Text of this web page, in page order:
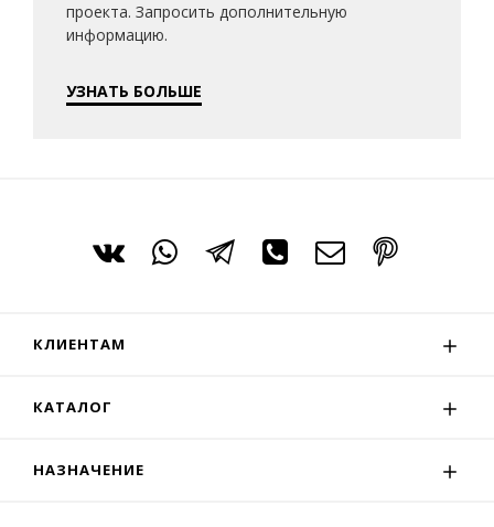
проекта. Запросить дополнительную
информацию.
УЗНАТЬ БОЛЬШЕ
КЛИЕНТАМ
КАТАЛОГ
НАЗНАЧЕНИЕ